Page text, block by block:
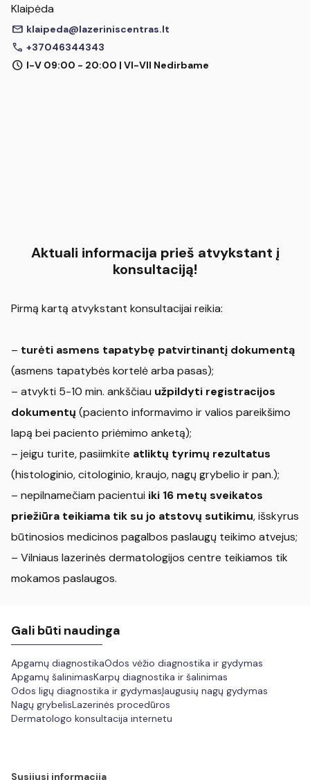
Klaipėda
mail klaipeda@lazeriniscentras.lt
call +37046344343
schedule I-V 09:00 - 20:00 | VI-VII Nedirbame
Aktuali informacija prieš atvykstant į
konsultaciją!
Pirmą kartą atvykstant konsultacijai reikia:
– turėti asmens tapatybę patvirtinantį dokumentą
(asmens tapatybės kortelė arba pasas);
– atvykti 5-10 min. ankščiau užpildyti registracijos
dokumentų (paciento informavimo ir valios pareikšimo
lapą bei paciento priėmimo anketą);
– jeigu turite, pasiimkite atliktų tyrimų rezultatus
(histologinio, citologinio, kraujo, nagų grybelio ir pan.);
– nepilnamečiam pacientui iki 16 metų sveikatos
priežiūra teikiama tik su jo atstovų sutikimu, išskyrus
būtinosios medicinos pagalbos paslaugų teikimo atvejus;
– Vilniaus lazerinės dermatologijos centre teikiamos tik
mokamos paslaugos.
Gali būti naudinga
Apgamų diagnostikaOdos vėžio diagnostika ir gydymas
Apgamų šalinimasKarpų diagnostika ir šalinimas
Odos ligų diagnostika ir gydymasĮaugusių nagų gydymas
Nagų grybelisLazerinės procedūros
Dermatologo konsultacija internetu
Susijusi informacija